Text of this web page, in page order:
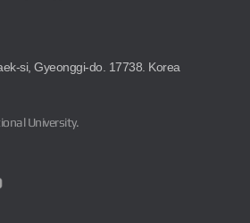
si, Gyeonggi-do. 17738. Korea
University.